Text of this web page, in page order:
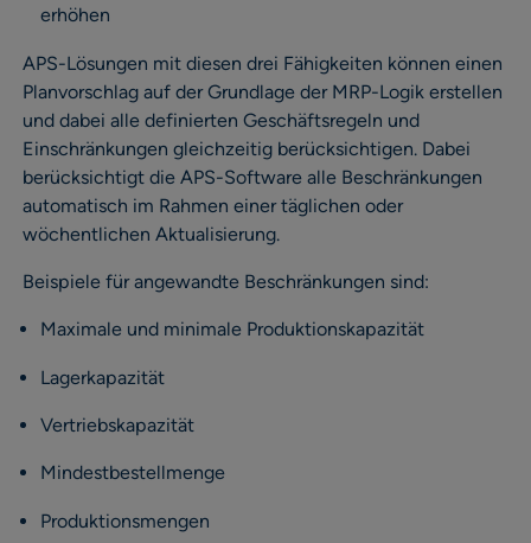
erhöhen
APS-Lösungen mit diesen drei Fähigkeiten können einen
Planvorschlag auf der Grundlage der MRP-Logik erstellen
und dabei alle definierten Geschäftsregeln und
Einschränkungen gleichzeitig berücksichtigen. Dabei
berücksichtigt die APS-Software alle Beschränkungen
automatisch im Rahmen einer täglichen oder
wöchentlichen Aktualisierung.
Beispiele für angewandte Beschränkungen sind:
Maximale und minimale Produktionskapazität
Lagerkapazität
Vertriebskapazität
Mindestbestellmenge
Produktionsmengen